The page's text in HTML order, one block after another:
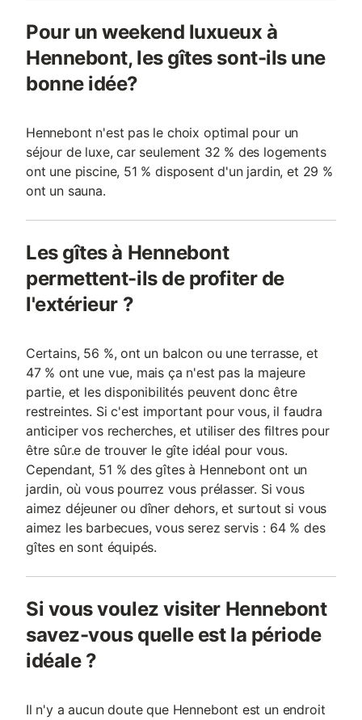
Pour un weekend luxueux à
Hennebont, les gîtes sont-ils une
bonne idée?
Hennebont n'est pas le choix optimal pour un
séjour de luxe, car seulement 32 % des logements
ont une piscine, 51 % disposent d'un jardin, et 29 %
ont un sauna.
Les gîtes à Hennebont
permettent-ils de profiter de
l'extérieur ?
Certains, 56 %, ont un balcon ou une terrasse, et
47 % ont une vue, mais ça n'est pas la majeure
partie, et les disponibilités peuvent donc être
restreintes. Si c'est important pour vous, il faudra
anticiper vos recherches, et utiliser des filtres pour
être sûr.e de trouver le gîte idéal pour vous.
Cependant, 51 % des gîtes à Hennebont ont un
jardin, où vous pourrez vous prélasser. Si vous
aimez déjeuner ou dîner dehors, et surtout si vous
aimez les barbecues, vous serez servis : 64 % des
gîtes en sont équipés.
Si vous voulez visiter Hennebont
savez-vous quelle est la période
idéale ?
Il n'y a aucun doute que Hennebont est un endroit